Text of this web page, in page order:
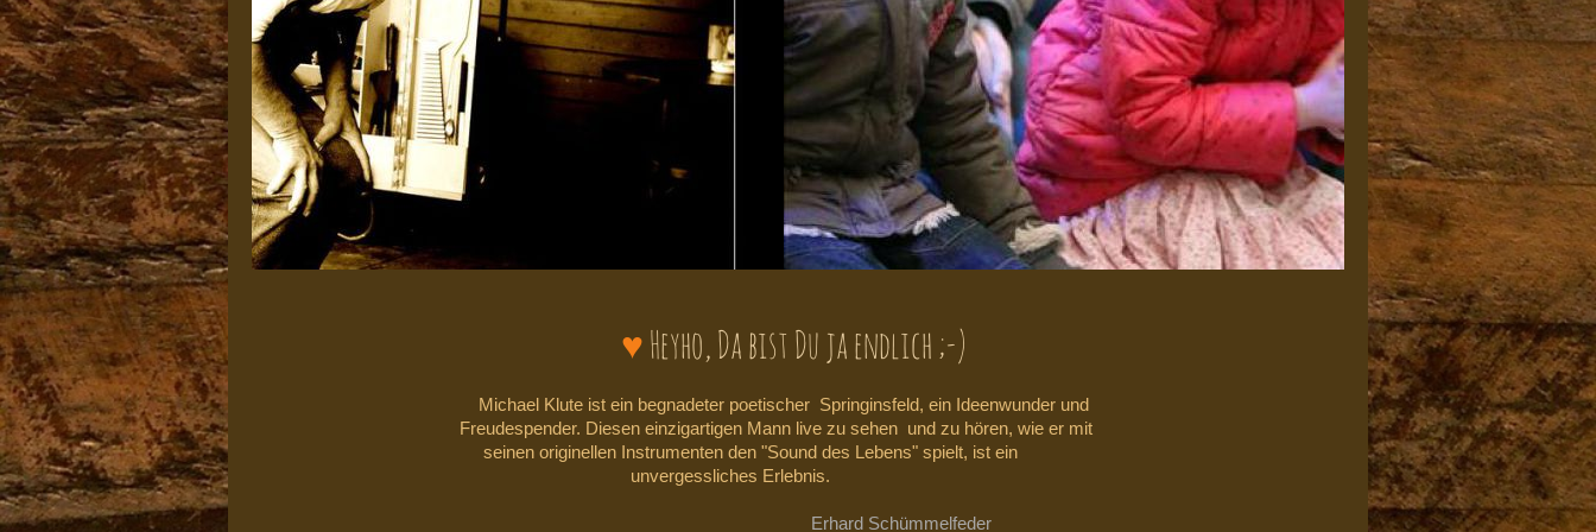
♥Heyho, Da bist Du ja endlich ;-)
Michael Klute ist ein begnadeter poetischer Springinsfeld, ein Ideenwunder und
Freudespender. Diesen einzigartigen Mann live zu sehen und zu hören, wie er mit
seinen originellen Instrumenten den "Sound des Lebens" spielt, ist ein
unvergessliches Erlebnis.
Erhard Schümmelfeder